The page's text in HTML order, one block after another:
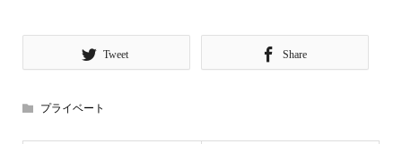
Tweet Share
プライベート